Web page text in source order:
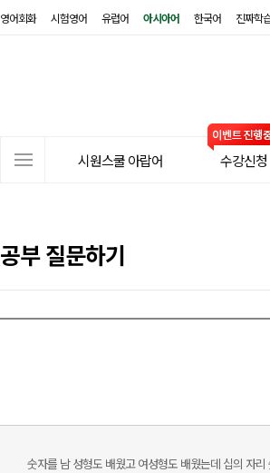
영어회화 시험영어 유럽어 아시아어 한국어 진짜학
시원스쿨 아랍어 수강신청
공부 질문하기
숫자를 남 성형도 배웠고 여성형도 배웠는데 십의 자